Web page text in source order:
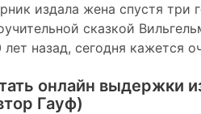
издала жена спустя три
сказкой
лет назад, сегодня кажется
онлайн выдержки
Гауф)